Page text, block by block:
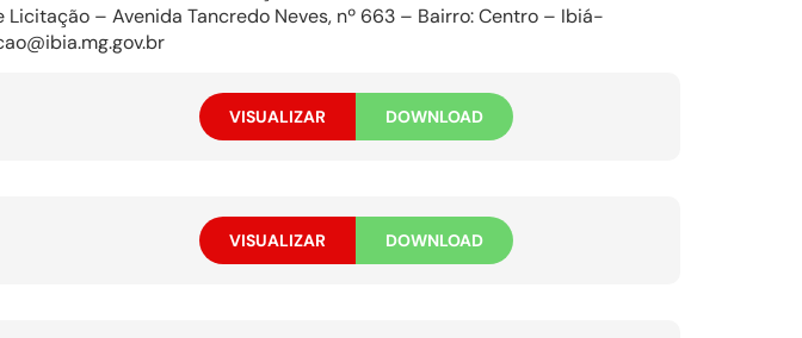
– Avenida Tancredo Neves, nº 663 – Bairro: Centro – Ibiá-
VISUALIZAR DOWNLOAD
VISUALIZAR DOWNLOAD